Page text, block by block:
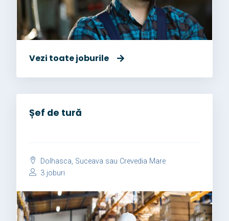
Vezi toate joburile
Șef de tură
Dolhasca, Suceava sau Crevedia Mare
3 joburi